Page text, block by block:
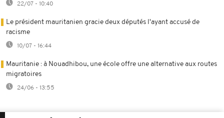
22/07 - 10:40
Le président mauritanien gracie deux députés l'ayant accusé de
racisme
10/07 - 16:44
Mauritanie : à Nouadhibou, une école offre une alternative aux routes
migratoires
24/06 - 13:55